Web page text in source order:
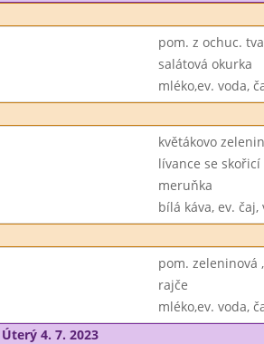
pom. z ochuc.
salátová okurka
mléko,ev. voda,
květákovo
lívance se skořicí
meruňka
bílá káva, ev. čaj,
pom. zeleninová
rajče
mléko,ev. voda,
Úterý 4. 7. 2023